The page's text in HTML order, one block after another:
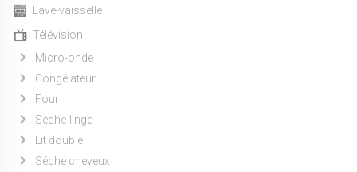
Lave-vaisselle
Télévision
Micro-onde
Congélateur
Four
Sèche-linge
Lit double
Séche cheveux